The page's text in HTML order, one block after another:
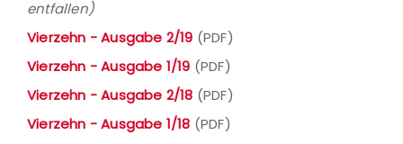
entfallen)
Vierzehn - Ausgabe 2/19 (PDF)
Vierzehn - Ausgabe 1/19 (PDF)
Vierzehn - Ausgabe 2/18 (PDF)
Vierzehn - Ausgabe 1/18 (PDF)